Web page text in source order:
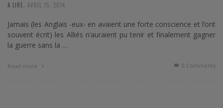
A LIRE AVRIL 15, 2014
Jamais (les Anglais -eux- en avaient une forte conscience et l’ont
souvent écrit) les Alliés n’auraient pu tenir et finalement gagner
la guerre sans la …
Read more 0 Comments